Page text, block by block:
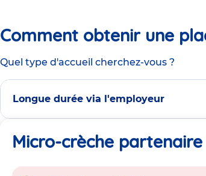
Comment obtenir une
Quel type d'accueil cherchez-vous ?
Longue durée via l'employeur
Micro-crèche